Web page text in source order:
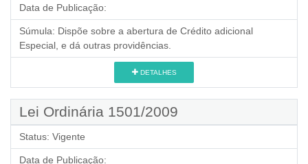
Data de Publicação:
Súmula: Dispõe sobre a abertura de Crédito adicional
Especial, e dá outras providências.
DETALHES
Lei Ordinária 1501/2009
Status: Vigente
Data de Publicação: